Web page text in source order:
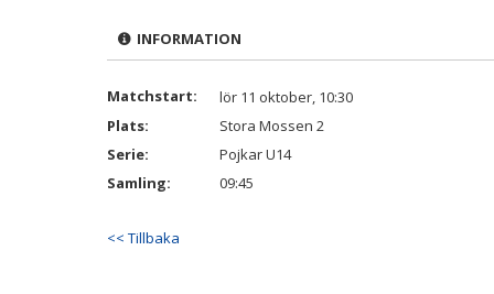
INFORMATION
Matchstart:
lör 11 oktober, 10:30
Plats:
Stora Mossen 2
Serie:
Pojkar U14
Samling:
09:45
<< Tillbaka